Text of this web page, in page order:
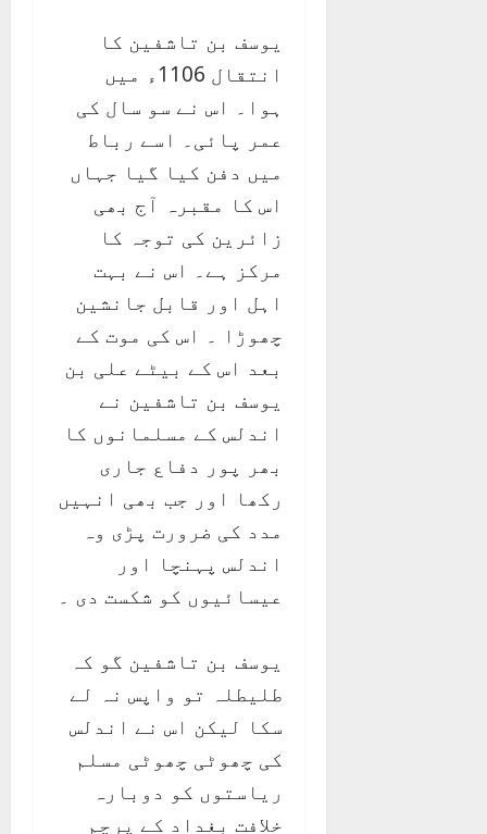
یوسف بن تاشفین کا
انتقال 1106ء میں
ہوا۔ اس نے سو سال کی
عمر پائی۔ اسے رباط
میں دفن کیا گیا جہاں
اس کا مقبرہ آج بھی
زائرین کی توجہ کا
مرکز ہے۔ اس نے بہت
اہل اور قابل جانشین
چھوڑا ۔ اس کی موت کے
بعد اس کے بیٹے علی بن
یوسف بن تاشفین نے
اندلس کے مسلمانوں کا
بھر پور دفاع جاری
رکھا اور جب بھی انہیں
مدد کی ضرورت پڑی وہ
اندلس پہنچا اور
عیسائیوں کو شکست دی ۔
یوسف بن تاشفین گو کہ
طلیطلہ تو واپس نہ لے
سکا لیکن اس نے اندلس
کی چھوٹی چھوٹی مسلم
ریاستوں کو دوبارہ
خلافت بغداد کے پرچم